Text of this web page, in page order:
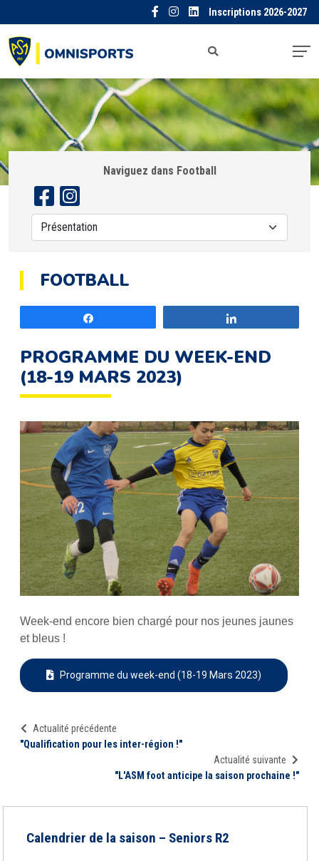
Inscriptions 2026-2027
Naviguez dans Football
FOOTBALL
PROGRAMME DU WEEK-END
(18-19 MARS 2023)
Week-end encore bien chargé pour nos jeunes jaunes
et bleus !
Programme du week-end (18-19 Mars 2023)
Actualité précédente
"Qualification pour les inter-région !"
Actualité suivante
"L'ASM foot anticipe la saison prochaine !"
Calendrier de la saison – Seniors R2